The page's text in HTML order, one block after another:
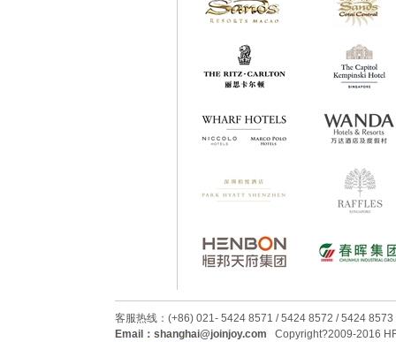
客服热线：(+86) 021- 5424 8571 / 5424 8572 / 5424 8573
Email：shanghai@joinjoy.com Copyright?2009-2016